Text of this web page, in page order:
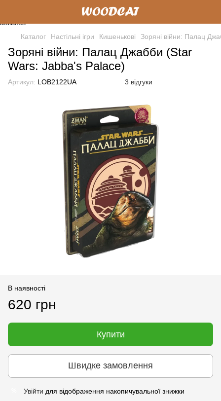
Каталог Настільні ігри Кишенькові Зоряні війни: Палац
Зоряні війни: Палац Джабби (Star
Wars: Jabba's Palace)
Артикул: LOB2122UA 3 відгуки
В наявності
620 грн
Купити
Швидке замовлення
Увійти для відображення накопичувальної знижки